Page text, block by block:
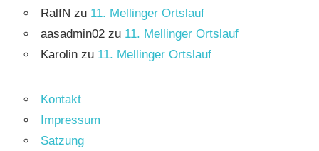
RalfN zu 11. Mellinger Ortslauf
aasadmin02 zu 11. Mellinger Ortslauf
Karolin zu 11. Mellinger Ortslauf
Kontakt
Impressum
Satzung